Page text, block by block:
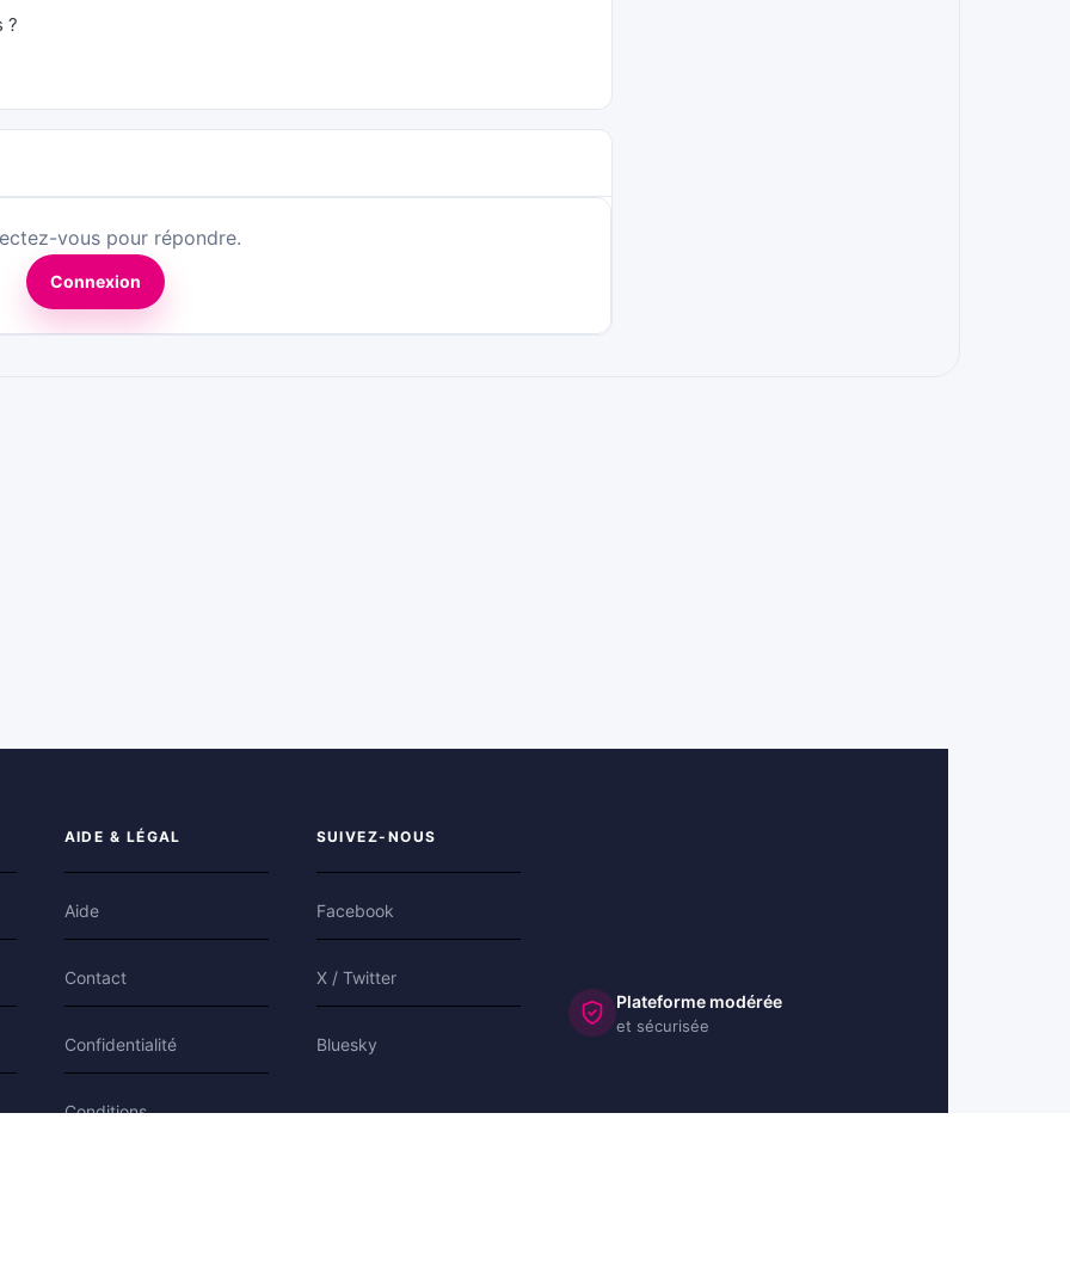
?
vous pour répondre.
Connexion
AIDE & LÉGAL
Aide
Contact
Confidentialité
Conditions
SUIVEZ-NOUS
Facebook
X / Twitter
Bluesky
Plateforme modérée
et sécurisée